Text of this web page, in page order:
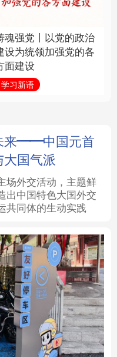
图片 政务
银龄 溯源中国
能源
时尚 悦读
河北 山西
魂强党丨以党的政治
设为统领加强党的各
面建设
学习新语
来——中国元首
国气派
场外交活动，主题鲜
出中国特色大国外交
共同体的生动实践